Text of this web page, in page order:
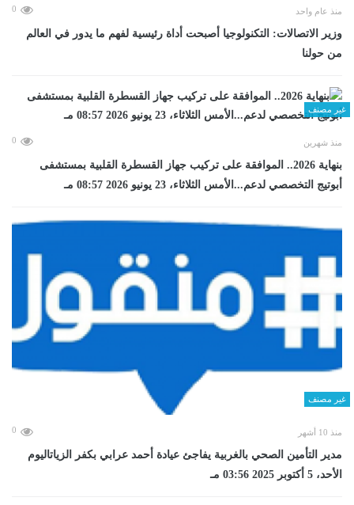
منذ عام واحد 0
وزير الاتصالات: التكنولوجيا أصبحت أداة رئيسية لفهم ما يدور في العالم
من حولنا
غير مصنف
منذ شهرين 0
بنهاية 2026.. الموافقة على تركيب جهاز القسطرة القلبية بمستشفى
أبوتيج التخصصي لدعم...الأمس الثلاثاء، 23 يونيو 2026 08:57 مـ
غير مصنف
منذ 10 أشهر 0
مدير التأمين الصحي بالغربية يفاجئ عيادة أحمد عرابي بكفر الزياتاليوم
الأحد، 5 أكتوبر 2025 03:56 مـ